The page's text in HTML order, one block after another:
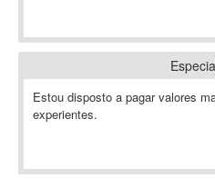
Ableton
Ableton Push
Abstract
Estou disposto a pagar valores
experientes.